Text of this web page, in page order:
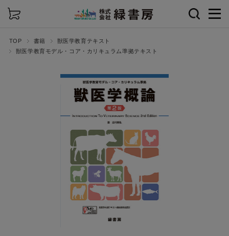
TOP 書籍
獣医学教育テキスト
獣医学教育モデル・コア・カリキュラム準拠テキスト